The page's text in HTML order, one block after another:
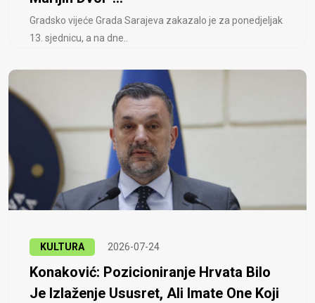
Gradsko vijeće Grada Sarajeva zakazalo je za ponedjeljak
13. sjednicu, a na dne..
KULTURA 2026-07-24
Konaković: Pozicioniranje Hrvata Bilo
Je Izlaženje Ususret, Ali Imate One Koji